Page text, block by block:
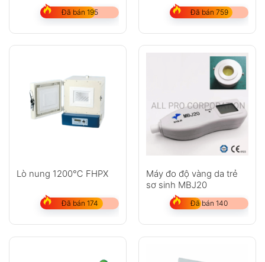
Đã bán 195 Đã bán 759
Lò nung 1200℃ FHPX
Đã bán 174
Máy đo độ vàng da trẻ
sơ sinh MBJ20
Đã bán 140